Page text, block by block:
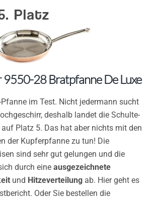
28 Bratpfanne De Luxe
im Test. Nicht jedermann sucht
deshalb landet die Schulte-
auf Platz 5. Das hat aber nichts mit den
der Kupferpfanne zu tun! Die
sind sehr gut gelungen und die
durch eine ausgezeichnete
und Hitzeverteilung ab. Hier geht es
Oder Sie bestellen die